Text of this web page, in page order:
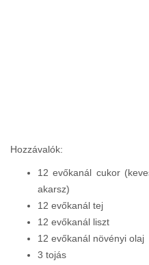
Hozzávalók:
12 evőkanál cukor
akarsz)
12 evőkanál tej
12 evőkanál liszt
12 evőkanál növényi olaj
3 tojás